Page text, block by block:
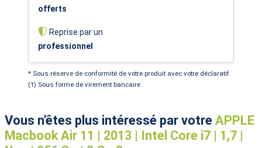
offerts
Reprise par un
professionnel
* Sous réserve de conformité de votre produit avec votre déclaratif
(1) Sous forme de virement bancaire
Vous n'êtes plus intéressé par votre APPLE
Macbook Air 11 | 2013 | Intel Core i7 | 1,7 |